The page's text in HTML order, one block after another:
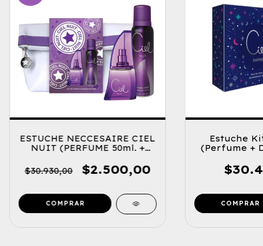
ESTUCHE NECCESAIRE CIEL
NUIT (PERFUME 50ml. +
$30.930,00
$2.500,00
Estuche
(Perfume +